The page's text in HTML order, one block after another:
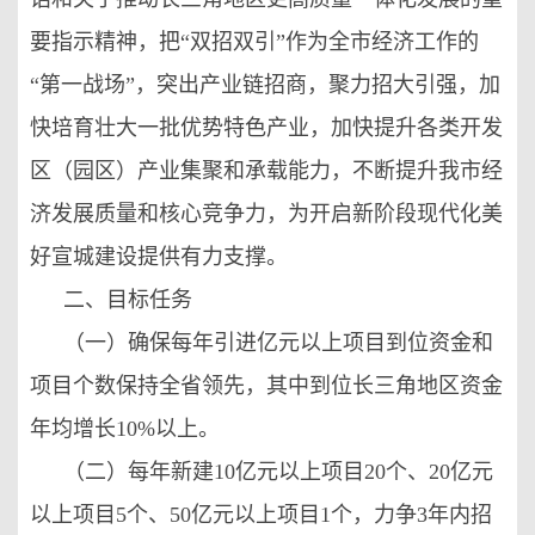
要指示精神，把“双招双引”作为全市经济工作的
“第一战场”，突出产业链招商，聚力招大引强，加
快培育壮大一批优势特色产业，加快提升各类开发
区（园区）产业集聚和承载能力，不断提升我市经
济发展质量和核心竞争力，为开启新阶段现代化美
好宣城建设提供有力支撑。
二、目标任务
（一）确保每年引进亿元以上项目到位资金和
项目个数保持全省领先，其中到位长三角地区资金
年均增长10%以上。
（二）每年新建10亿元以上项目20个、20亿元
以上项目5个、50亿元以上项目1个，力争3年内招